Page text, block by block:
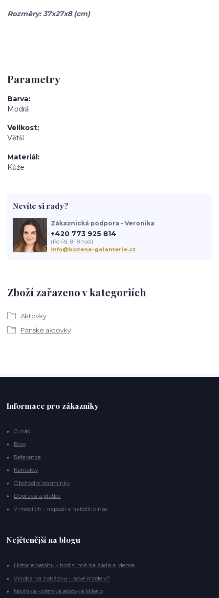
Rozměry: 37x27x8 (cm)
Parametry
Barva
Modrá
Velikost
Větší
Materiál
Kůže
Zboží zařazeno v kategoriích
Aktovky
Pánské aktovky
Nevíte si rady?
Zákaznická podpora - Veronika
+420 773 925 814
(Po-Pá, 8-18 hod.)
info@kozena-galanterie.cz
Informace pro zákazníky
O nás
Blog
Reference
Kontakty
Obchodní podmínky
Doprava a platba
V médiích - napsali a natočili o nás
Nejčtenější na blogu
Historie batohu - hoď si mě na záda a jdeme...
Výroba na zakázku - nové modely?
Novinka - pánská aktovka Mikelo